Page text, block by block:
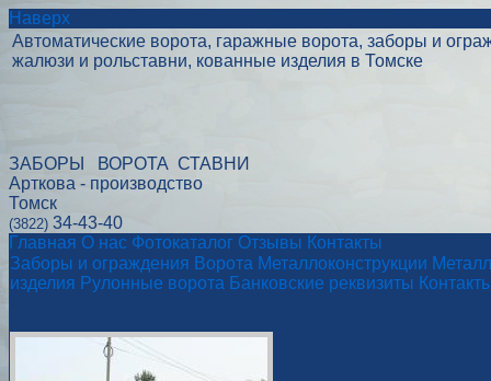
Наверх
Автоматические ворота, гаражные ворота, заборы и
жалюзи и рольставни, кованные изделия в Томске
ЗАБОРЫ ВОРОТА СТАВНИ
Арткова - производство
Томск
(3822) 34-43-40
Главная О нас Фотокаталог Отзывы Контакты
Заборы и ограждения Ворота Металлоконструкции
изделия Рулонные ворота Банковские реквизиты